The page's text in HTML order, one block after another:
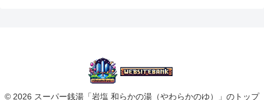
© 2026 スーパー銭湯「岩塩 和らかの湯（やわらかのゆ）」のトップ